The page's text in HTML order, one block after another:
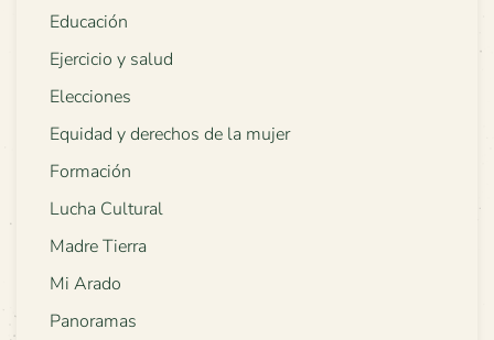
Educación
Ejercicio y salud
Elecciones
Equidad y derechos de la mujer
Formación
Lucha Cultural
Madre Tierra
Mi Arado
Panoramas